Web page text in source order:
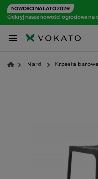
NOWOŚCI NA LATO 2026!
Odkryj nasze nowości ogrodowe na

Nardi Krzesła